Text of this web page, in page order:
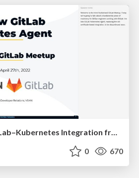
Migrating the GitLab–Kubernetes Integration from Certificates to the Agent
0 670